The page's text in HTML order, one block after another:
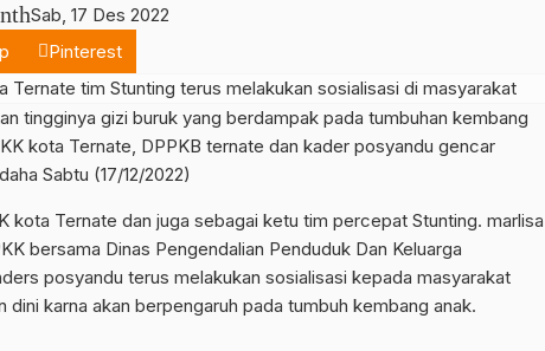
Sab, 17 Des 2022
Pinterest
tingginya gizi buruk yang berdampak pada tumbuhan kembang
kota Ternate, DPPKB ternate dan kader posyandu gencar
Sabtu (17/12/2022)
kota Ternate dan juga sebagai ketu tim percepat Stunting. marlisa
bersama Dinas Pengendalian Penduduk Dan Keluarga
posyandu terus melakukan sosialisasi kepada masyarakat
karna akan berpengaruh pada tumbuh kembang anak.